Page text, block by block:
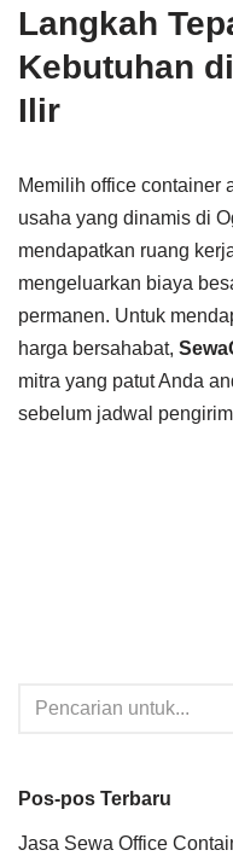
Langkah
Kebutuhan
Ilir
Memilih office container
usaha yang dinamis di
mendapatkan ruang
mengeluarkan biaya
permanen. Untuk
harga bersahabat,
mitra yang patut Anda
sebelum jadwal
Pos-pos Terbaru
Jasa Sewa Office